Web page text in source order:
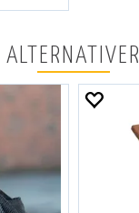
ALTERNATIVER